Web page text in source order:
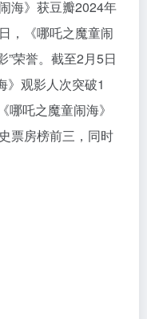
海》获豆瓣2024年
，《哪吒之魔童闹
”荣誉。截至2月5日
》观影人次突破1
吒之魔童闹海》
票房榜前三，同时